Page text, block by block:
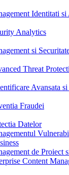
Identitati si
Analytics
si
Threat
Avansata
Fraudei
Datelor
de Proiect
Content